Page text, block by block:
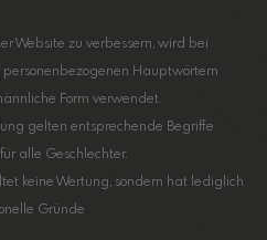
Website zu verbessern, wird bei
personenbezogenen Hauptwörtern
Form verwendet.
gelten entsprechende Begriffe
alle Geschlechter.
keine Wertung, sondern hat lediglich
Gründe